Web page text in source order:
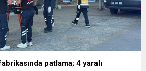
patlama; 4 yaralı